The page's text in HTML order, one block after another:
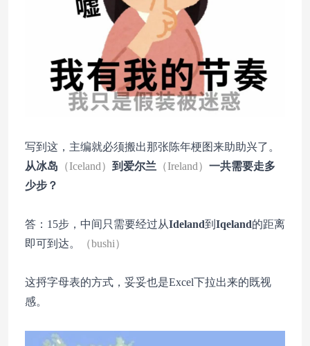
写到这，主编就必须搬出那张陈年梗图来助助兴了。
从冰岛 （Iceland） 到爱尔兰 （Ireland） 一共需要走多
少步？
答：15步，中间只需要经过从Ideland到 Iqeland的距离
即可到达。
（bushi）
这捋字母表的方式，妥妥也是Excel下拉出来的既视
感。